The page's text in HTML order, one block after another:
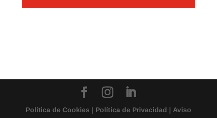
Política de Cookies | Política de Privacidad | Aviso